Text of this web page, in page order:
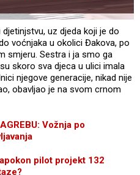
djetinjstvu, uz djeda koji je do
voćnjaka u okolici Đakova, po
smjeru. Sestra i ja smo ga
skoro sva djeca u ulici imala
njegove generacije, nikad nije
obavljao je na svom crnom
Vožnja po
pilot projekt 132